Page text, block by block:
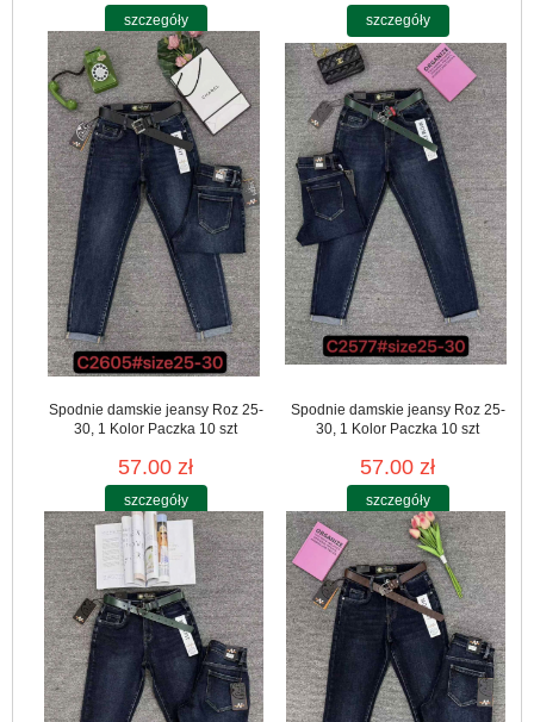
szczegóły szczegóły
Spodnie damskie jeansy Roz 25-
30, 1 Kolor Paczka 10 szt
57.00 zł
szczegóły
Spodnie damskie jeansy Roz 25-
30, 1 Kolor Paczka 10 szt
57.00 zł
szczegóły